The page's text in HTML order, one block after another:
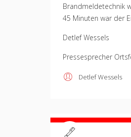
Brandmeldetechnik
45 Minuten war der
Detlef Wessels
Pressesprecher
Detlef Wessels